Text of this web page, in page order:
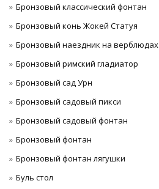
Бронзовый классический фонтан
Бронзовый конь Жокей Статуя
Бронзовый наездник на верблюдах
Бронзовый римский гладиатор
Бронзовый сад Урн
Бронзовый садовый пикси
Бронзовый садовый фонтан
Бронзовый фонтан
Бронзовый фонтан лягушки
Буль стол